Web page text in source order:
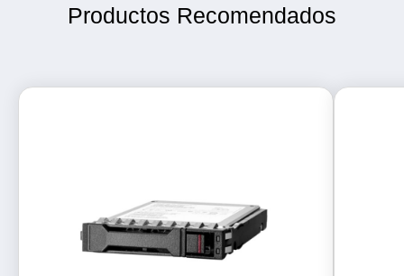
Productos Recomendados